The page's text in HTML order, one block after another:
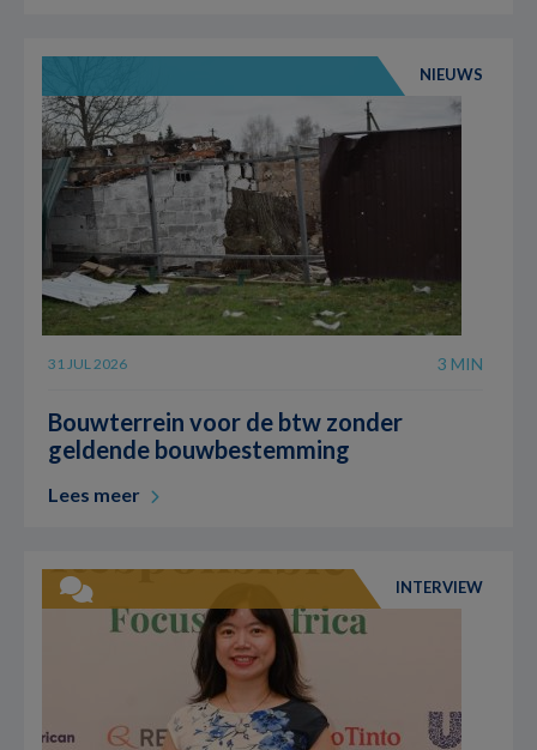
NIEUWS
31 JUL 2026 3 MIN
Bouwterrein voor de btw zonder
geldende bouwbestemming
Lees meer
INTERVIEW